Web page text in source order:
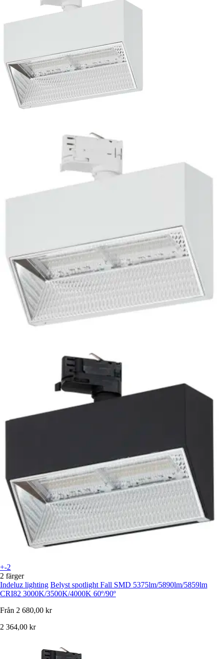
+-2
2 färger
Indeluz lighting Belyst spotlight Fall SMD 5375lm/5890lm/5859lm
CRI82 3000K/3500K/4000K 60º/90º
Från 2 680,00 kr
2 364,00 kr